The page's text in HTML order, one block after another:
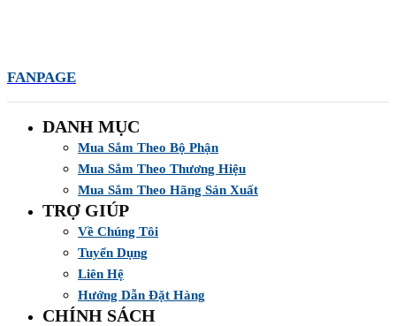
FANPAGE
DANH MỤC
Mua Sắm Theo Bộ Phận
Mua Sắm Theo Thương Hiệu
Mua Sắm Theo Hãng Sản Xuất
TRỢ GIÚP
Về Chúng Tôi
Tuyển Dụng
Liên Hệ
Hướng Dẫn Đặt Hàng
CHÍNH SÁCH